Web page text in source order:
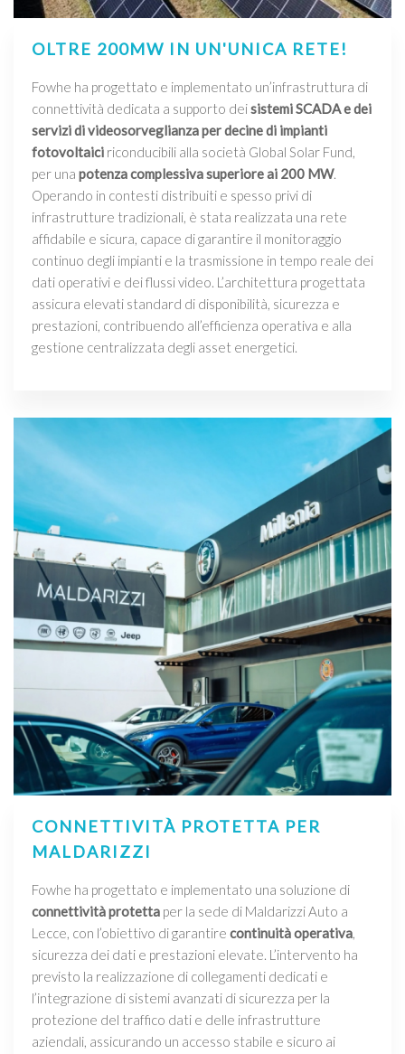
OLTRE 200MW IN UN'UNICA RETE!
Fowhe ha progettato e implementato un’infrastruttura di
connettività dedicata a supporto deisistemi SCADA e dei
servizi di videosorveglianza per decine di impianti
fotovoltaici riconducibili alla società Global Solar Fund,
per una potenza complessiva superiore ai 200 MW.
Operando in contesti distribuiti e spesso privi di
infrastrutture tradizionali, è stata realizzata una rete
affidabile e sicura, capace di garantire il monitoraggio
continuo degli impianti e la trasmissione in tempo reale dei
dati operativi e dei flussi video. L’architettura progettata
assicura elevati standard di disponibilità, sicurezza e
prestazioni, contribuendo all’efficienza operativa e alla
gestione centralizzata degli asset energetici.
CONNETTIVITÀ PROTETTA PER
MALDARIZZI
Fowhe ha progettato e implementato una soluzione di
connettività protetta per la sede di Maldarizzi Auto a
Lecce, con l’obiettivo di garantire continuità operativa,
sicurezza dei dati e prestazioni elevate. L’intervento ha
previsto la realizzazione di collegamenti dedicati e
l’integrazione di sistemi avanzati di sicurezza per la
protezione del traffico dati e delle infrastrutture
aziendali, assicurando un accesso stabile e sicuro ai